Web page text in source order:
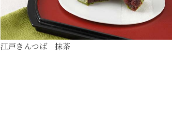
江戸きんつば 抹茶